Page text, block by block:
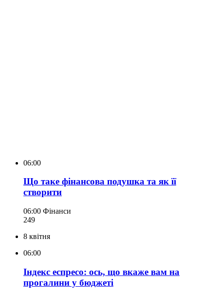
06:00
Що таке фінансова подушка та як її
створити
06:00 Фінанси
249
8 квітня
06:00
Індекс еспресо: ось, що вкаже вам на
прогалини у бюджеті